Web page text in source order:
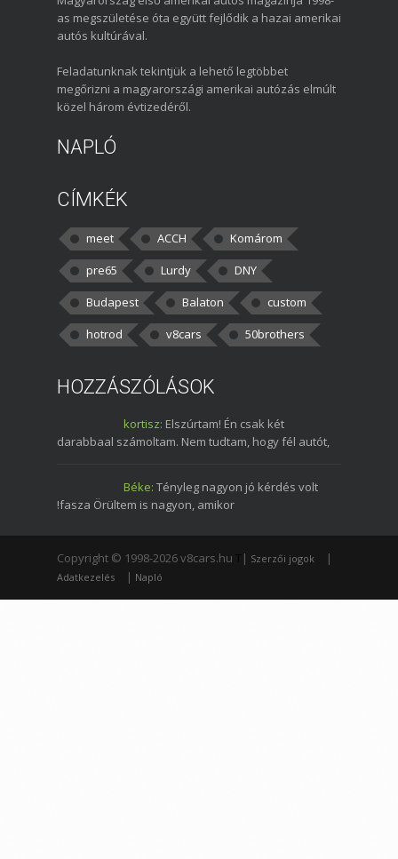
as megszületése óta együtt fejlődik a hazai amerikai
autós kultúrával.
Feladatunknak tekintjük a lehető legtöbbet
megőrizni a magyarországi amerikai autózás elmúlt
közel három évtizedéről.
NAPLÓ
CÍMKÉK
meet ACCH
Komárom
pre65
Lurdy
DNY
Budapest
Balaton
custom
hotrod
v8cars 50brothers
HOZZÁSZÓLÁSOK
kortisz: Elszúrtam! Én csak két
darabbaal számoltam. Nem tudtam, hogy fél autót,
Béke: Tényleg nagyon jó kérdés volt
!fasza Örültem is nagyon, amikor
Copyright © 1998-2026 v8cars.hu | Szerzői jogok |
Adatkezelés | Napló